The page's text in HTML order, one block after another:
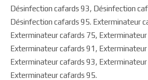
Désinfection cafards 93, Désinfection
Désinfection cafards 95. Exterminateur
Exterminateur cafards 75,
Exterminateur cafards 91,
Exterminateur cafards 93,
Exterminateur cafards 95.